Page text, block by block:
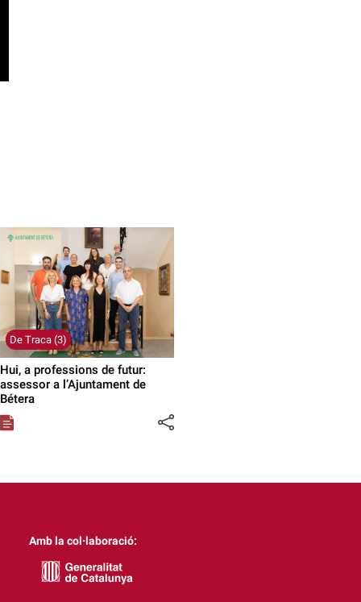
De Traca (3)
Hui, a professions de futur:
assessor a l’Ajuntament de
Bétera
Amb la col·laboració: